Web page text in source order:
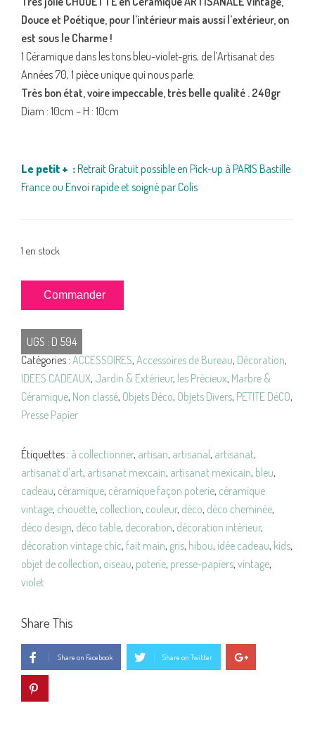
Douce et Poétique, pour l’intérieur mais aussi l’extérieur, on
est sous le Charme !
1 Céramique dans les tons bleu-violet-gris, de l’Artisanat des
Années 70, 1 pièce unique qui nous parle.
Très bon état, voire impeccable, très belle qualité . 240gr
Diam : 10cm – H : 10cm
Le petit + :Retrait Gratuit possible en Pick-up à PARIS Bastille
France ou Envoi rapide et soigné par Colis
1 en stock
quantité
de
CHOUETTE
Céramique
ARTISANALE
Vintage
Commander
UGS : D 594
Catégories : ACCESSOIRES, Accessoires de Bureau, Décoration,
IDEES CADEAUX, Jardin & Extérieur, les Précieux, Marbre &
Céramique, Non classé, Objets Déco, Objets Divers, PETITE DéCO,
Presse Papier
Étiquettes : à collectionner, artisan, artisanal, artisanat,
artisanat d'art, artisanat mexcain, artisanat mexicain, bleu,
cadeau, céramique, céramique façon poterie, céramique
vintage, chouette, collection, couleur, déco, déco cheminée,
déco design, déco table, decoration, décoration intérieur,
décoration vintage chic, fait main, gris, hibou, idée cadeau, kids,
objet de collection, oiseau, poterie, presse-papiers, vintage,
violet
Share This
Share on Facebook Share on Twitter